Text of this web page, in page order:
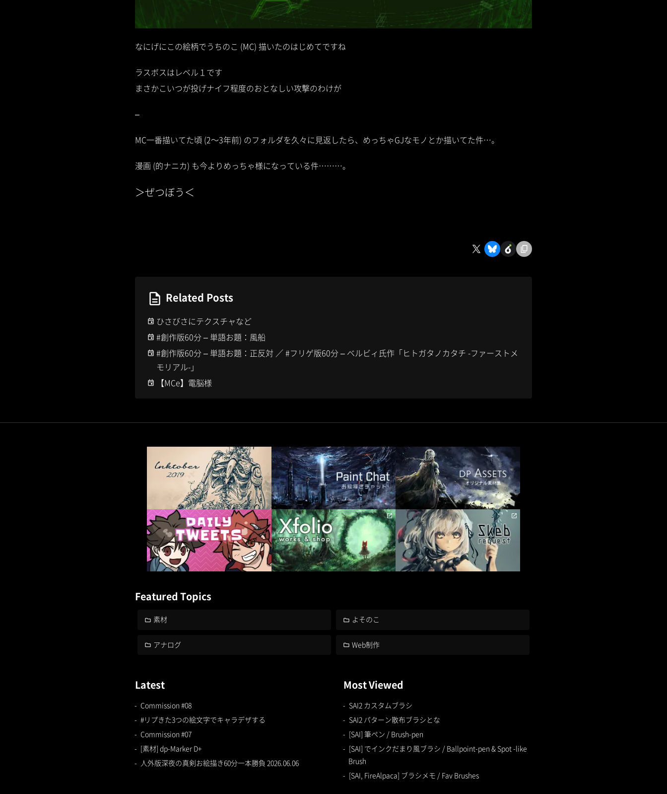
なにげにこの絵柄でうちのこ (MC) 描いたのはじめてですね
ラスボスはレベル１です
まさかこいつが投げナイフ程度のおとなしい攻撃のわけが
–
MC一番描いてた頃 (2～3年前) のフォルダを久々に見返したら、めっちゃGJなモノとか描いてた件…。
漫画 (的ナニカ) も今よりめっちゃ様になっている件………。
＞ぜつぼう＜
Related Posts
ひさびさにテクスチャなど
#創作版60分 – 単語お題：風船
#創作版60分 – 単語お題：正反対 ／ #フリゲ版60分 – ベルビィ氏作「ヒトガタノカタチ -ファーストメ
モリアル-」
【MCe】電脳様
Featured Topics
素材 よそのこ
アナログ Web制作
Latest
Commission #08
#リプきた3つの絵文字でキャラデザする
Commission #07
[素材] dp-Marker D+
人外版深夜の真剣お絵描き60分一本勝負 2026.06.06
Most Viewed
SAI2 カスタムブラシ
SAI2 パターン散布ブラシとな
[SAI] 筆ペン / Brush-pen
[SAI] でインクだまり風ブラシ / Ballpoint-pen & Spot -like
Brush
[SAI, FireAlpaca] ブラシメモ / Fav Brushes